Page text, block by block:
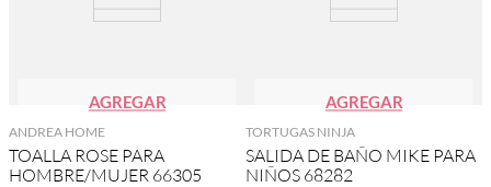
AGREGAR
ANDREA HOME
TOALLA ROSE PARA
HOMBRE/MUJER 66305
AGREGAR
TORTUGAS NINJA
SALIDA DE BAÑO MIKE PARA
NIÑOS 68282